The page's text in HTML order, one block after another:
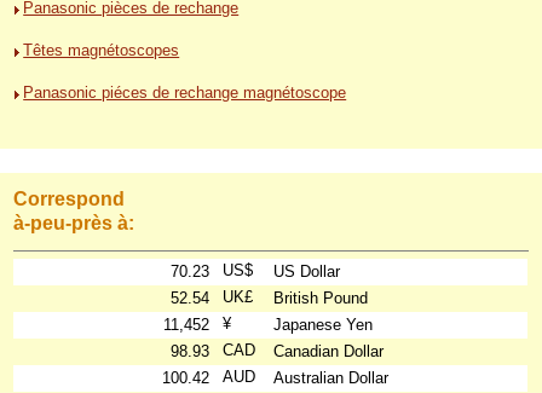
Panasonic pièces de rechange
Têtes magnétoscopes
Panasonic piéces de rechange magnétoscope
Correspond
à-peu-près à:
70.23 US$
US Dollar
52.54
UK£
British Pound
11,452
¥
Japanese Yen
98.93
CAD
Canadian Dollar
100.42
AUD
Australian Dollar